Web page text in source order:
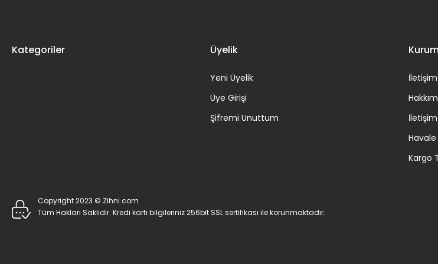
Kategoriler Üyelik
Yeni Üyelik
Üye Girişi
Şifremi Unuttum
İletişim
Kargo
Copyright 2023 © Zihni.com
Tüm Hakları Saklıdır. Kredi kartı bilgileriniz 256bit SSL sertifikası ile korunmaktadır.